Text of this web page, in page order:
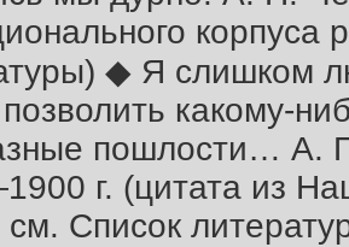
корпуса
◆ Я слишком
какому-
пошлости… А.
г. (цитата из
см. Список